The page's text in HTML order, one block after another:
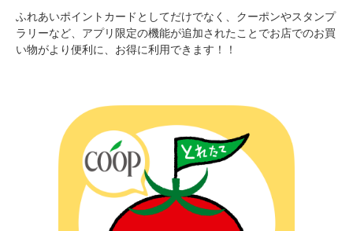
ふれあいポイントカードとしてだけでなく、クーポンやスタンプ
ラリーなど、アプリ限定の機能が追加されたことでお店でのお買
い物がより便利に、お得に利用できます！！